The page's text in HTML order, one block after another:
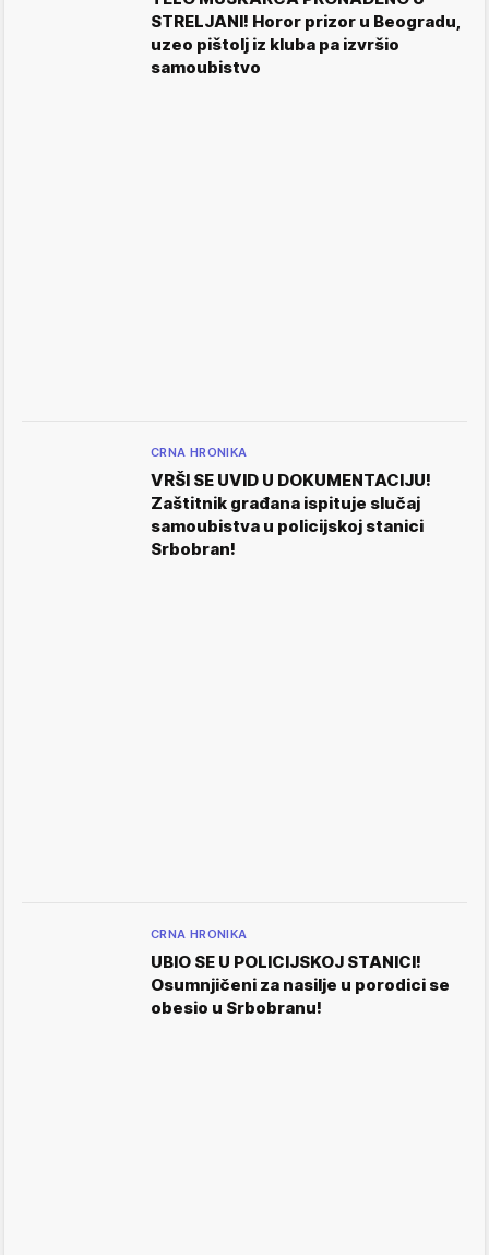
STRELJANI! Horor prizor u Beogradu,
uzeo pištolj iz kluba pa izvršio
samoubistvo
CRNA HRONIKA
VRŠI SE UVID U DOKUMENTACIJU!
Zaštitnik građana ispituje slučaj
samoubistva u policijskoj stanici
Srbobran!
CRNA HRONIKA
UBIO SE U POLICIJSKOJ STANICI!
Osumnjičeni za nasilje u porodici se
obesio u Srbobranu!